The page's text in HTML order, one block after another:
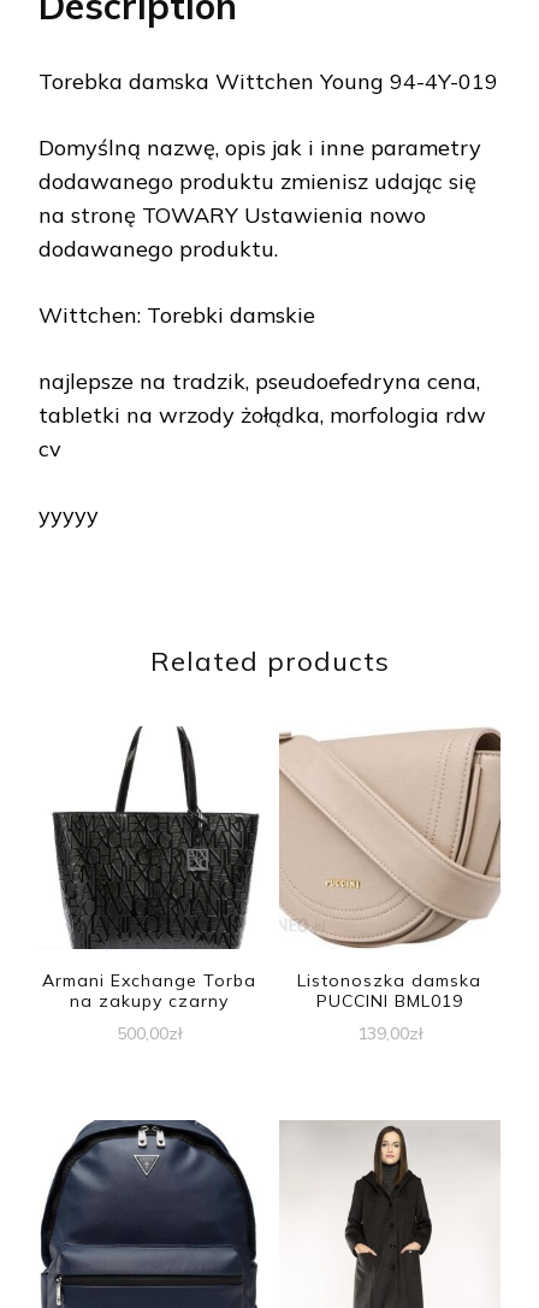
Torebka damska Wittchen Young 94-4Y-019
Domyślną nazwę, opis jak i inne parametry
dodawanego produktu zmienisz udając się
na stronę TOWARY Ustawienia nowo
dodawanego produktu.
Wittchen: Torebki damskie
najlepsze na tradzik, pseudoefedryna cena,
tabletki na wrzody żołądka, morfologia rdw
cv
yyyyy
Related products
Armani Exchange Torba
na zakupy czarny
500,00zł
Listonoszka damska
PUCCINI BML019
139,00zł